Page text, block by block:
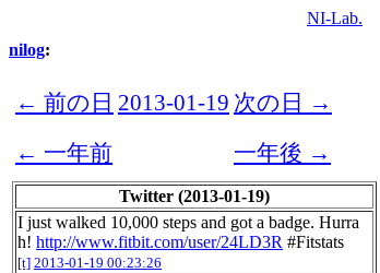
NI-Lab.
nilog:
← 前の日 2013-01-19 次の日 →
← 一年前
一年後 →
Twitter (2013-01-19)
I just walked 10,000 steps and got a badge. Hurra
h! http://www.fitbit.com/user/24LD3R #Fitstats
[t] 2013-01-19 00:23:26